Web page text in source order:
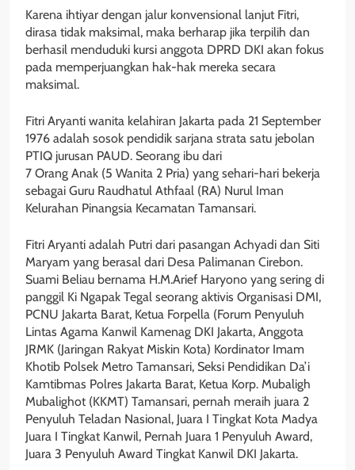
Karena ihtiyar dengan jalur konvensional lanjut Fitri,
dirasa tidak maksimal, maka berharap jika terpilih dan
berhasil menduduki kursi anggota DPRD DKI akan fokus
pada memperjuangkan hak-hak mereka secara
maksimal.
Fitri Aryanti wanita kelahiran Jakarta pada 21 September
1976 adalah sosok pendidik sarjana strata satu jebolan
PTIQ jurusan PAUD. Seorang ibu dari
7 Orang Anak (5 Wanita 2 Pria) yang sehari-hari bekerja
sebagai Guru Raudhatul Athfaal (RA) Nurul Iman
Kelurahan Pinangsia Kecamatan Tamansari.
Fitri Aryanti adalah Putri dari pasangan Achyadi dan Siti
Maryam yang berasal dari Desa Palimanan Cirebon.
Suami Beliau bernama H.M.Arief Haryono yang sering di
panggil Ki Ngapak Tegal seorang aktivis Organisasi DMI,
PCNU Jakarta Barat, Ketua Forpella (Forum Penyuluh
Lintas Agama Kanwil Kamenag DKI Jakarta, Anggota
JRMK (Jaringan Rakyat Miskin Kota) Kordinator Imam
Khotib Polsek Metro Tamansari, Seksi Pendidikan Da’i
Kamtibmas Polres Jakarta Barat, Ketua Korp. Mubaligh
Mubalighot (KKMT) Tamansari, pernah meraih juara 2
Penyuluh Teladan Nasional, Juara I Tingkat Kota Madya
Juara I Tingkat Kanwil, Pernah Juara 1 Penyuluh Award,
Juara 3 Penyuluh Award Tingkat Kanwil DKI Jakarta.